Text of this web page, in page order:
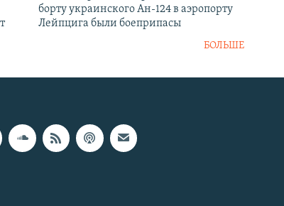
борту украинского Ан-124 в аэропорту
Лейпцига были боеприпасы
БОЛЬШЕ